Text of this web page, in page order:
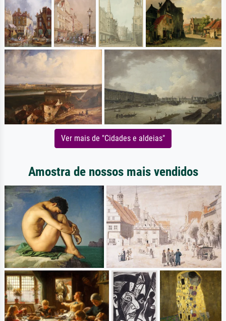
Ver mais de "Cidades e aldeias"
Amostra de nossos mais vendidos